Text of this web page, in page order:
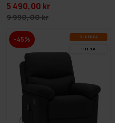
5 490,00 kr
9 990,00 kr
-45% SLUT­REA
TILL 9.8.